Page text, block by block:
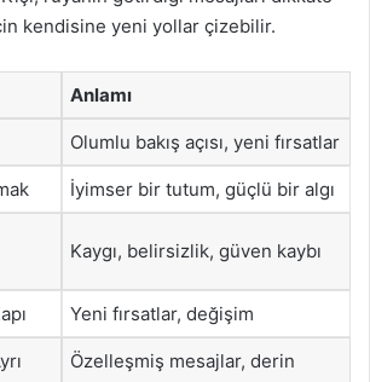
kendisine yeni yollar çizebilir.
Anlamı
Olumlu bakış açısı, yeni fırsatlar
İyimser bir tutum, güçlü bir algı
Kaygı, belirsizlik, güven kaybı
Yeni fırsatlar, değişim
Özelleşmiş mesajlar, derin